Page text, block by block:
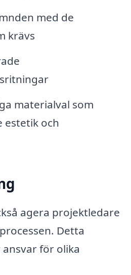
med de
krävs
materialval som
estetik och
agera projektledare
Detta
för olika